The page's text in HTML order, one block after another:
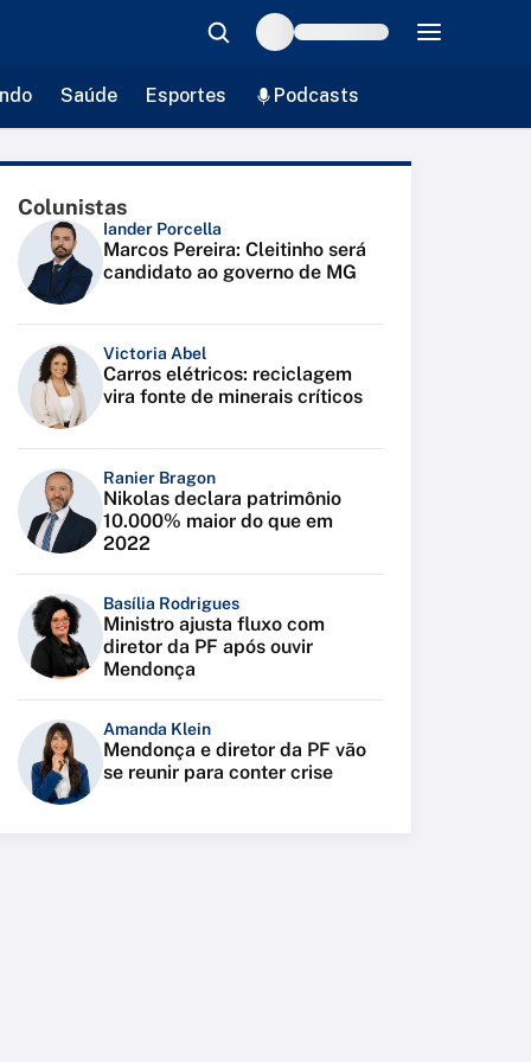
Saúde Esportes Podcasts
Colunistas
Iander Porcella
Marcos Pereira: Cleitinho será
candidato ao governo de MG
Victoria Abel
Carros elétricos: reciclagem
vira fonte de minerais críticos
Ranier Bragon
Nikolas declara patrimônio
10.000% maior do que em
2022
Basília Rodrigues
Ministro ajusta fluxo com
diretor da PF após ouvir
Mendonça
Amanda Klein
Mendonça e diretor da PF vão
se reunir para conter crise